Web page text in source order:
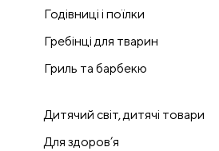
Годівниці і поїлки
Гребінці для тварин
Гриль та барбекю
Дитячий світ, дитячі товари
Для здоров’я